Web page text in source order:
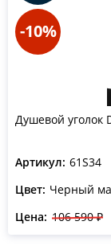
-10%
Душевой уголок
Артикул: 61S34
Цвет: Черный
Цена: 106 590 ₽